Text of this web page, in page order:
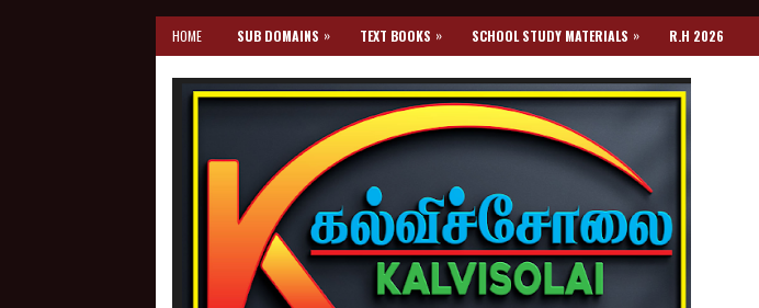
HOME SUB DOMAINS » TEXT BOOKS » SCHOOL STUDY MATERIALS » R.H 2026